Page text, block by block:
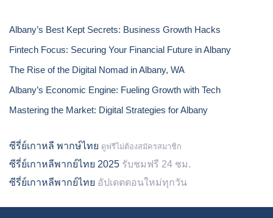
Albany’s Best Kept Secrets: Business Growth Hacks
Fintech Focus: Securing Your Financial Future in Albany
The Rise of the Digital Nomad in Albany, WA
Albany’s Economic Engine: Fueling Growth with Tech
Mastering the Market: Digital Strategies for Albany
ซีรี่ย์เกาหลี พากษ์ไทย ดูฟรีไม่ต้องสมัครสมาชิก
ซีรี่ย์เกาหลีพากย์ไทย 2025 รับชมฟรี 24 ชม.
ซีรี่ย์เกาหลีพากย์ไทย อัปเดตตอนใหม่ทุกวัน